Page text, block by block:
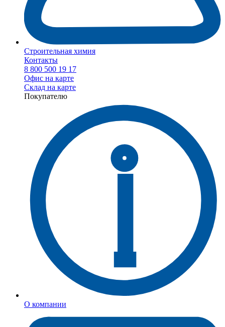
Строительная химия
Контакты
8 800 500 19 17
Офис на карте
Склад на карте
Покупателю
О компании